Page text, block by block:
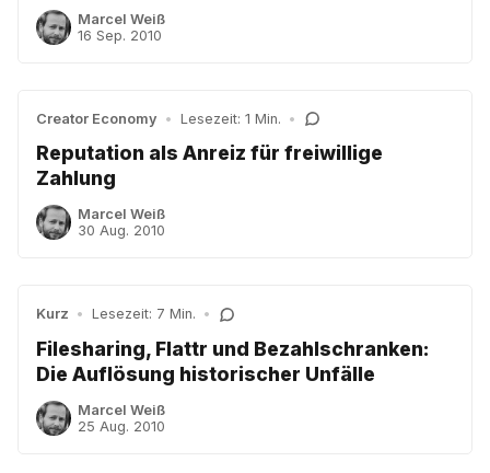
Marcel Weiß
16 Sep. 2010
Creator Economy • Lesezeit: 1 Min. •
Reputation als Anreiz für freiwillige
Zahlung
Marcel Weiß
30 Aug. 2010
Kurz • Lesezeit: 7 Min. •
Filesharing, Flattr und Bezahlschranken:
Die Auflösung historischer Unfälle
Marcel Weiß
25 Aug. 2010